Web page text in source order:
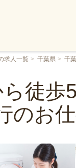
求人一覧 千葉県 千
徒歩
のお